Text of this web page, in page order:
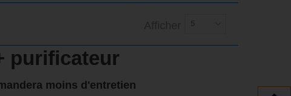
5
purificateur
moins d'entretien